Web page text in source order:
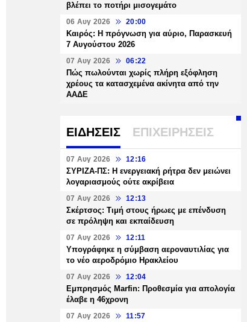
βλέπει το ποτήρι μισογεμάτο
06 Αυγ 2026 20:00
Καιρός: Η πρόγνωση για αύριο, Παρασκευή
7 Αυγούστου 2026
07 Αυγ 2026 06:22
Πώς πωλούνται χωρίς πλήρη εξόφληση
χρέους τα κατασχεμένα ακίνητα από την
ΑΑΔΕ
ΕΙΔΗΣΕΙΣ ΕΠΙΧΕΙΡΗΣΕΙΣ
07 Αυγ 2026 12:16
ΣΥΡΙΖΑ-ΠΣ: Η ενεργειακή ρήτρα δεν μειώνει
λογαριασμούς ούτε ακρίβεια
07 Αυγ 2026 12:13
Σκέρτσος: Τιμή στους ήρωες με επένδυση
σε πρόληψη και εκπαίδευση
07 Αυγ 2026 12:11
Υπογράφηκε η σύμβαση αεροναυτιλίας για
το νέο αεροδρόμιο Ηρακλείου
07 Αυγ 2026 12:04
Εμπρησμός Marfin: Προθεσμία για απολογία
έλαβε η 46χρονη
07 Αυγ 2026 11:57